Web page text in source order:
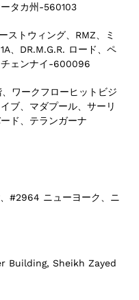
タカ州-560103
ストウィング、RMZ、ミ
、DR.M.G.R. ロード、ペ
チェンナイ-600096
ワークフローヒットビジ
ブ、マダプール、サーリ
ド、テランガーナ
#2964 ニューヨーク、ニ
Building, Sheikh Zayed